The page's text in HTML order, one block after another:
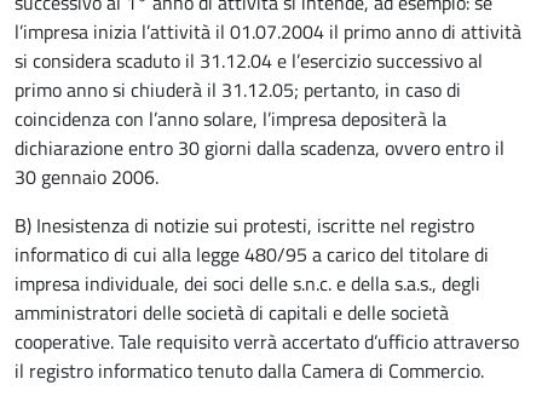
l’impresa inizia l’attività il 01.07.2004 il primo anno di attività
si considera scaduto il 31.12.04 e l’esercizio successivo al
primo anno si chiuderà il 31.12.05; pertanto, in caso di
coincidenza con l’anno solare, l’impresa depositerà la
dichiarazione entro 30 giorni dalla scadenza, ovvero entro il
30 gennaio 2006.
B) Inesistenza di notizie sui protesti, iscritte nel registro
informatico di cui alla legge 480/95 a carico del titolare di
impresa individuale, dei soci delle s.n.c. e della s.a.s., degli
amministratori delle società di capitali e delle società
cooperative. Tale requisito verrà accertato d’ufficio attraverso
il registro informatico tenuto dalla Camera di Commercio.